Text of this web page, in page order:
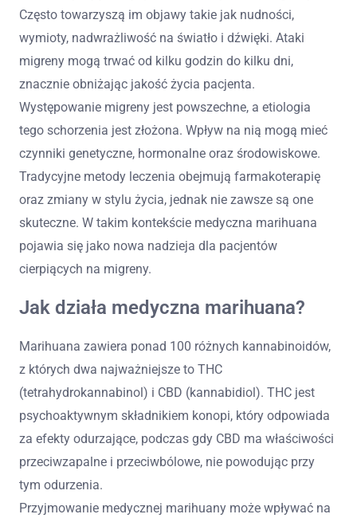
Często towarzyszą im objawy takie jak nudności,
wymioty, nadwrażliwość na światło i dźwięki. Ataki
migreny mogą trwać od kilku godzin do kilku dni,
znacznie obniżając jakość życia pacjenta.
Występowanie migreny jest powszechne, a etiologia
tego schorzenia jest złożona. Wpływ na nią mogą mieć
czynniki genetyczne, hormonalne oraz środowiskowe.
Tradycyjne metody leczenia obejmują farmakoterapię
oraz zmiany w stylu życia, jednak nie zawsze są one
skuteczne. W takim kontekście medyczna marihuana
pojawia się jako nowa nadzieja dla pacjentów
cierpiących na migreny.
Jak działa medyczna marihuana?
Marihuana zawiera ponad 100 różnych kannabinoidów,
z których dwa najważniejsze to THC
(tetrahydrokannabinol) i CBD (kannabidiol). THC jest
psychoaktywnym składnikiem konopi, który odpowiada
za efekty odurzające, podczas gdy CBD ma właściwości
przeciwzapalne i przeciwbólowe, nie powodując przy
tym odurzenia.
Przyjmowanie medycznej marihuany może wpływać na